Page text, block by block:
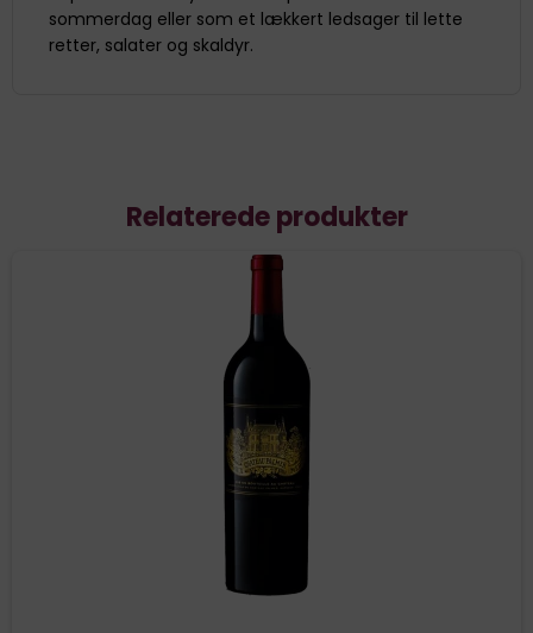
sommerdag eller som et lækkert ledsager til lette
retter, salater og skaldyr.
Relaterede produkter